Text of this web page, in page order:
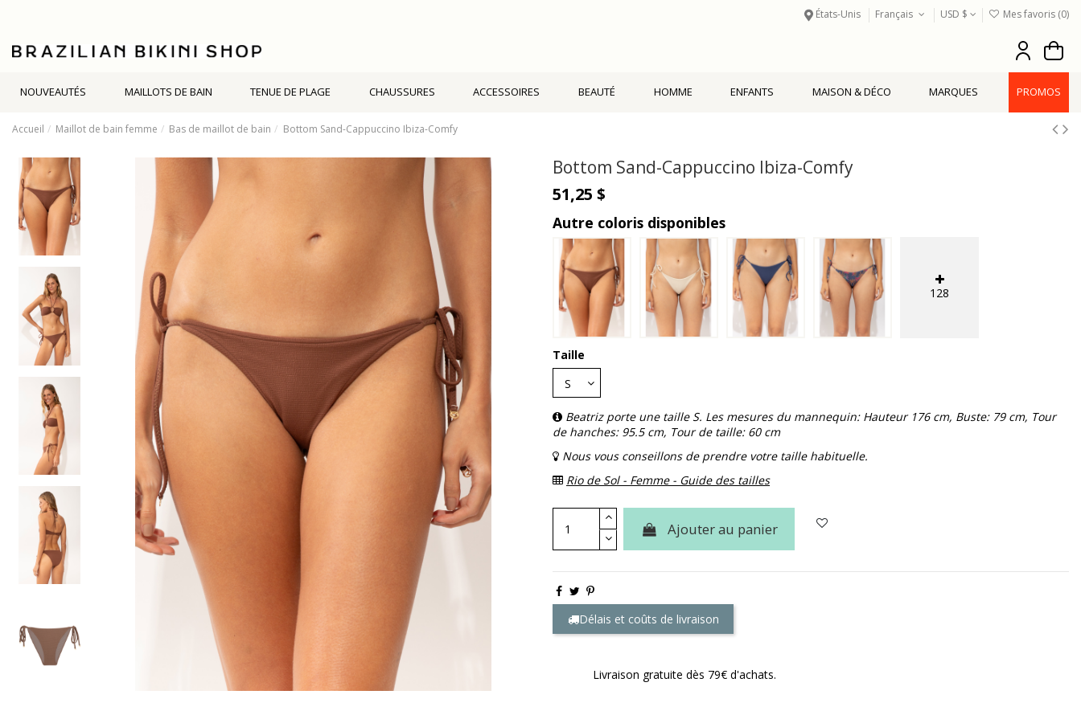
États-Unis Français USD $ Mes favoris (0)
NOUVEAUTÉS MAILLOTS DE BAIN TENUE DE PLAGE CHAUSSURES ACCESSOIRES BEAUTÉ HOMME ENFANTS MAISON & DÉCO MARQUES PROMOS
Accueil Maillot de bain femme Bas de maillot de bain Bottom Sand-Cappuccino Ibiza-Comfy
Bottom Sand-Cappuccino Ibiza-Comfy
51,25 $
Autre coloris disponibles
128
Taille
Beatriz porte une taille S. Les mesures du mannequin: Hauteur 176 cm, Buste: 79 cm, Tour
de hanches: 95.5 cm, Tour de taille: 60 cm
Nous vous conseillons de prendre votre taille habituelle.
Rio de Sol - Femme - Guide des tailles
Ajouter au panier
Délais et coûts de livraison
Livraison gratuite dès 79€ d'achats.